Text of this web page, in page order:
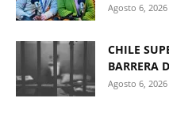
Agosto 6, 2026
CHILE
BARRERA
Agosto 6, 2026